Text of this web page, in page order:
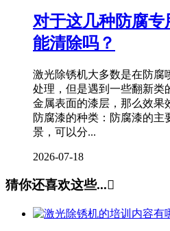
对于这几种防腐
能清除吗？
激光除锈机大多数是在防腐
处理，但是遇到一些翻新类
金属表面的漆层，那么效果
防腐漆的种类：防腐漆的主
景，可以分...
2026-07-18
猜你还喜欢这些...